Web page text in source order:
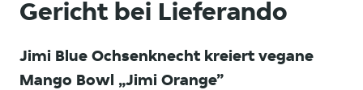
Gericht bei Lieferando
Jimi Blue Ochsenknecht kreiert vegane
Mango Bowl „Jimi Orange”